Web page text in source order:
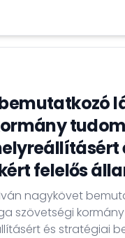
óta rendelkezik
felelős
nagykövet
szövetségi
és stratégiai